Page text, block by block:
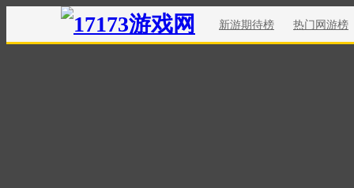
新游期待榜 热门网游榜